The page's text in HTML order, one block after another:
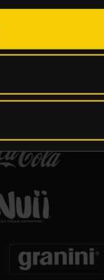
zur Speicherdauer,
zur Verarbeitung,
und weiteren